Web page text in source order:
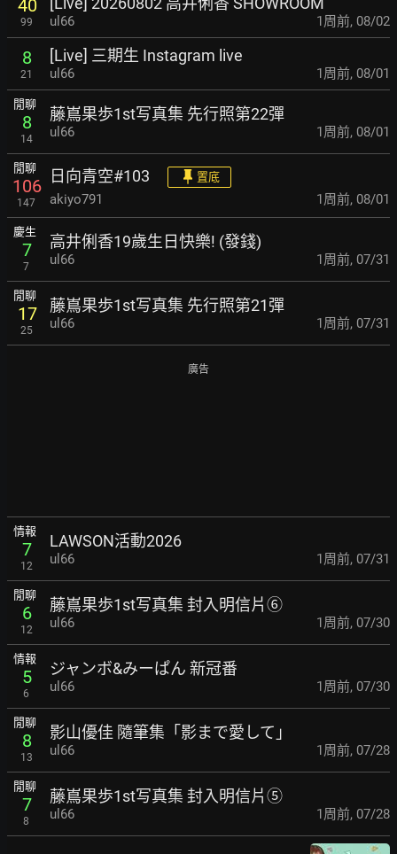
40
99 ul66 1周前, 08/02
8
21
[Live] 三期生 Instagram live
ul66 1周前, 08/01
閒聊
8
14
藤嶌果歩1st写真集 先行照第22彈
ul66 1周前, 08/01
閒聊
106
147
日向青空#103 置底
akiyo791 1周前, 08/01
慶生
7
7
高井俐香19歲生日快樂! (發錢)
ul66 1周前, 07/31
閒聊
17
25
藤嶌果歩1st写真集 先行照第21彈
ul66 1周前, 07/31
廣告
情報
7
12
LAWSON活動2026
ul66 1周前, 07/31
閒聊
6
12
藤嶌果歩1st写真集 封入明信片⑥
ul66 1周前, 07/30
情報
5
6
ジャンボ&みーぱん 新冠番
ul66 1周前, 07/30
閒聊
8
13
影山優佳 隨筆集「影まで愛して」
ul66 1周前, 07/28
閒聊
7
8
藤嶌果歩1st写真集 封入明信片⑤
ul66 1周前, 07/28